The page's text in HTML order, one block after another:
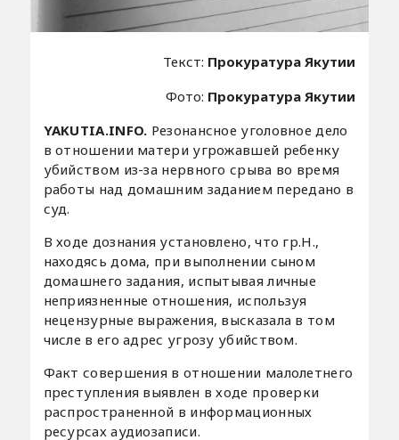
Текст: Прокуратура Якутии
Фото: Прокуратура Якутии
YAKUTIA.INFO. Резонансное уголовное дело
в отношении матери угрожавшей ребенку
убийством из-за нервного срыва во время
работы над домашним заданием передано в
суд.
В ходе дознания установлено, что гр.Н.,
находясь дома, при выполнении сыном
домашнего задания, испытывая личные
неприязненные отношения, используя
нецензурные выражения, высказала в том
числе в его адрес угрозу убийством.
Факт совершения в отношении малолетнего
преступления выявлен в ходе проверки
распространенной в информационных
ресурсах аудиозаписи.